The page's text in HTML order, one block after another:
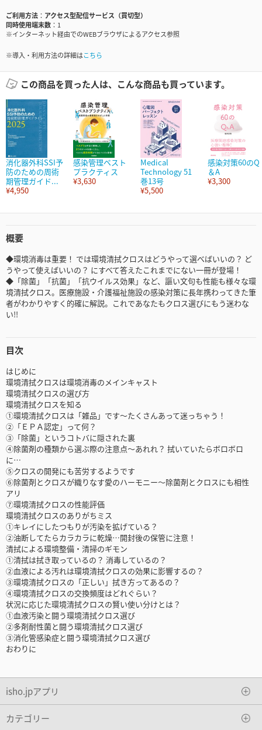
ご利用方法
アクセス型配信サービス（買切型）
同時使用端末数
1
※インターネット経由でのWEBブラウザによるアクセス参照
※導入・利用方法の詳細はこちら
この商品を買った人は、こんな商品も買っています。
消化器外科SSI予
防のための周術
期管理ガイド...
¥4,950
感染管理ベスト
プラクティス
¥3,630
Medical
Technology 51
巻13号
¥5,500
感染対策60のQ
＆A
¥3,300
概要
◆環境消毒は重要！ では環境清拭クロスはどうやって選べばいいの？ ど
うやって使えばいいの？ にすべて答えたこれまでにない一冊が登場！
◆「除菌」「抗菌」「抗ウイルス効果」など、謳い文句も性能も様々な環
境清拭クロス。医療施設・介護福祉施設の感染対策に長年携わってきた筆
者がわかりやすく的確に解説。これであなたもクロス選びにもう迷わな
い!!
目次
はじめに
環境清拭クロスは環境消毒のメインキャスト
環境清拭クロスの選び方
環境清拭クロスを知る
①環境清拭クロスは「雑品」です～たくさんあって迷っちゃう！
②「ＥＰＡ認定」って何？
③「除菌」というコトバに隠された裏
④除菌剤の種類から選ぶ際の注意点～あれれ？ 拭いていたらボロボロ
に…
⑤クロスの開発にも苦労するようです
⑥除菌剤とクロスが織りなす愛のハーモニー～除菌剤とクロスにも相性
アリ
⑦環境清拭クロスの性能評価
環境清拭クロスのありがちミス
①キレイにしたつもりが汚染を拡げている？
②油断してたらカラカラに乾燥…開封後の保管に注意！
清拭による環境整備・清掃のギモン
①清拭は拭き取っているの？ 消毒しているの？
②血液による汚れは環境清拭クロスの効果に影響するの？
③環境清拭クロスの「正しい」拭き方ってあるの？
④環境清拭クロスの交換頻度はどれぐらい？
状況に応じた環境清拭クロスの賢い使い分けとは？
①血液汚染と闘う環境清拭クロス選び
②多剤耐性菌と闘う環境清拭クロス選び
③消化管感染症と闘う環境清拭クロス選び
おわりに
isho.jpアプリ
カテゴリー